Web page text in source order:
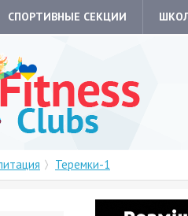
СПОРТИВНЫЕ СЕКЦИИ
Теремки-1